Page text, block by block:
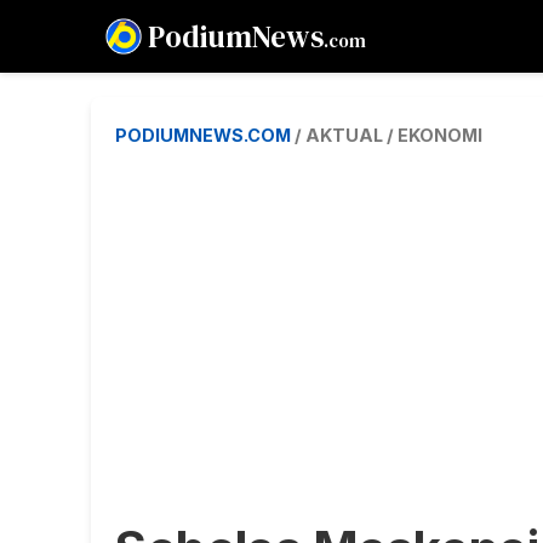
PodiumNews.com
PODIUMNEWS.COM / AKTUAL / EKONOMI